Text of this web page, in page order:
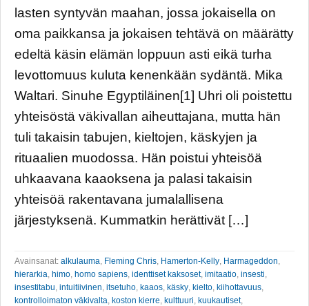
lasten syntyvän maahan, jossa jokaisella on
oma paikkansa ja jokaisen tehtävä on määrätty
edeltä käsin elämän loppuun asti eikä turha
levottomuus kuluta kenenkään sydäntä. Mika
Waltari. Sinuhe Egyptiläinen[1] Uhri oli poistettu
yhteisöstä väkivallan aiheuttajana, mutta hän
tuli takaisin tabujen, kieltojen, käskyjen ja
rituaalien muodossa. Hän poistui yhteisöä
uhkaavana kaaoksena ja palasi takaisin
yhteisöä rakentavana jumalallisena
järjestyksenä. Kummatkin herättivät […]
Avainsanat: alkulauma Fleming Chris Hamerton-Kelly Harmageddon
hierarkia himo homo sapiens identtiset kaksoset, imitaatio insesti
insestitabu intuitiivinen itsetuho kaaos käsky kielto kiihottavuus
kontrolloimaton väkivalta koston kierre kulttuuri kuukautiset,